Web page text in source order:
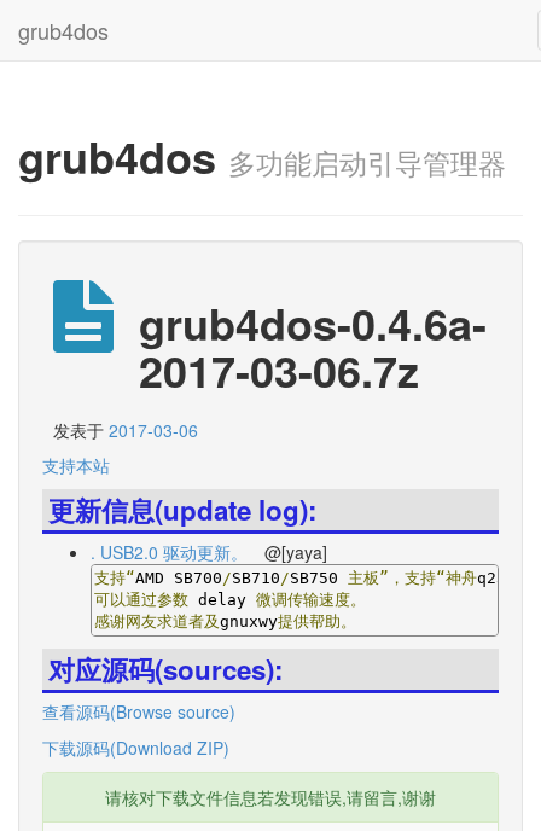
grub4dos
grub4dos 多功能启动引导管理器
grub4dos-0.4.6a-
2017-03-06.7z
发表于 2017-03-06
支持本站
更新信息(update log):
. USB2.0 驱动更新。 @[yaya]
支持“AMD SB700/SB710/SB750 主板”，支持“神舟q230b
可以通过参数 delay 微调传输速度。
感谢网友求道者及gnuxwy提供帮助。
对应源码(sources):
查看源码(Browse source)
下载源码(Download ZIP)
请核对下载文件信息若发现错误,请留言,谢谢